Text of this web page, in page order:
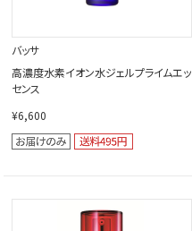
バッサ
高濃度水素イオン水ジェルプライムエッ
センス
¥6,600